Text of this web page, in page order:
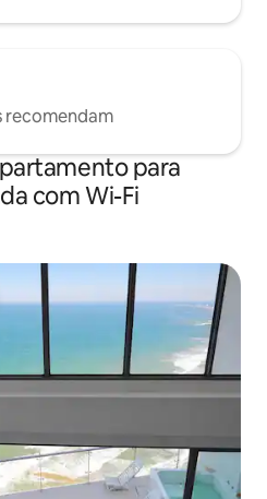
recomendam
para
com Wi-Fi